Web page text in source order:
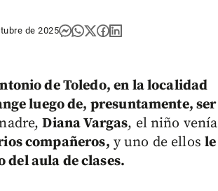
de 2025
de Toledo, en la localidad
luego de, presuntamente, ser
Diana Vargas, el niño venía
compañeros, y uno de ellosle
aula de clases.